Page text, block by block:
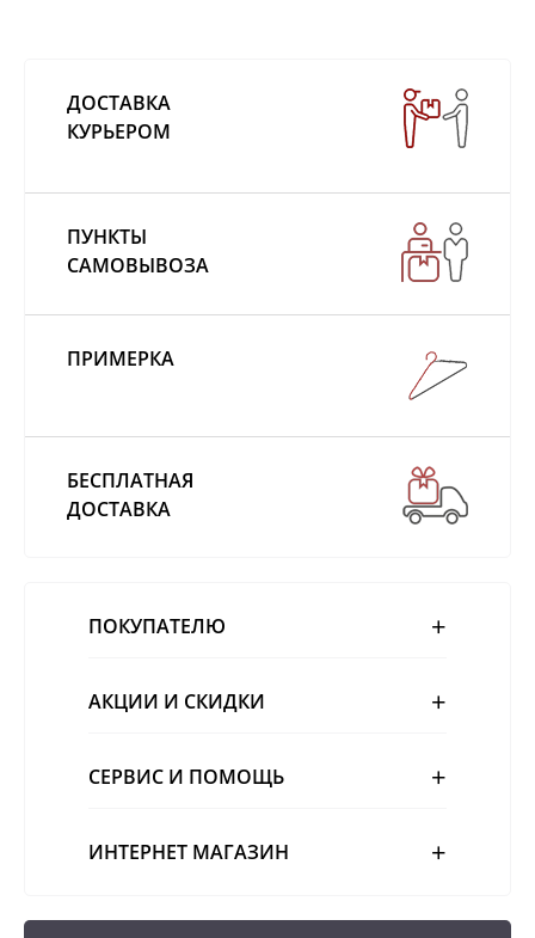
ДОСТАВКА
КУРЬЕРОМ
ПУНКТЫ
САМОВЫВОЗА
ПРИМЕРКА
БЕСПЛАТНАЯ
ДОСТАВКА
ПОКУПАТЕЛЮ
АКЦИИ И СКИДКИ
СЕРВИС И ПОМОЩЬ
ИНТЕРНЕТ МАГАЗИН